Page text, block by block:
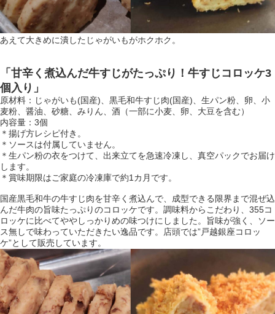
あえて大きめに潰したじゃがいもがホクホク。
「甘辛く煮込んだ牛すじがたっぷり！牛すじコロッケ3
個入り」
原材料：じゃがいも(国産)、黒毛和牛すじ肉(国産)、生パン粉、卵、小
麦粉、醤油、砂糖、みりん、酒（一部に小麦、卵、大豆を含む）
内容量：3個
＊揚げ方レシピ付き。
＊ソースは付属していません。
＊生パン粉の衣をつけて、出来立てを急速冷凍し、真空パックでお届け
します。
＊賞味期限はご家庭の冷凍庫で約1カ月です。
国産黒毛和牛の牛すじ肉を甘辛く煮込んで、成型できる限界まで混ぜ込
んだ牛肉の旨味たっぷりのコロッケです。調味料からこだわり、355コ
ロッケに比べてややしっかりめの味つけにしました。旨味が強く、ソー
ス無しで味わっていただきたい逸品です。店頭では”戸越銀座コロッ
ケ”として販売しています。